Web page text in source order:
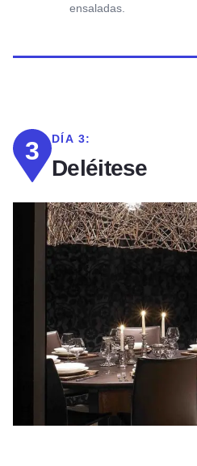
ensaladas.
3 DÍA 3:
Deléitese